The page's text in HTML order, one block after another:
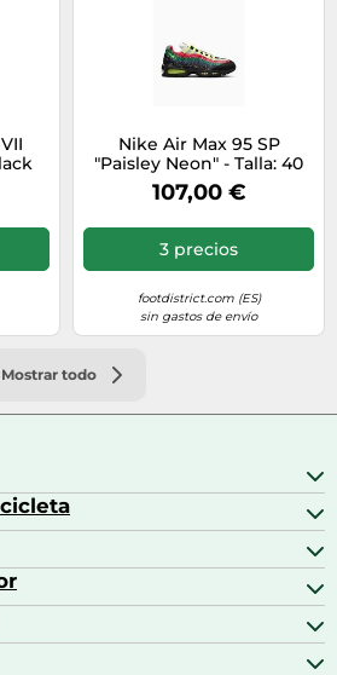
Nike Air Max 95 SP
"Paisley Neon" - Talla: 40
green
107,00 €
3 precios
footdistrict.com (ES)
sin gastos de envío
Mostrar todo
cocina